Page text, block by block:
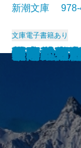
西郷と大
惜別
冬の旅
気まぐれ
新史 太閤
新史 太閤
塩狩峠
砂の器〔
砂の器〔
孤高の人
新潮文庫
文庫電子書籍あり
孤高の人
山本五十
山本五十
谷間の百
時間の習
二十世紀
額田女王
影の地帯
グッド・
ひとごろ